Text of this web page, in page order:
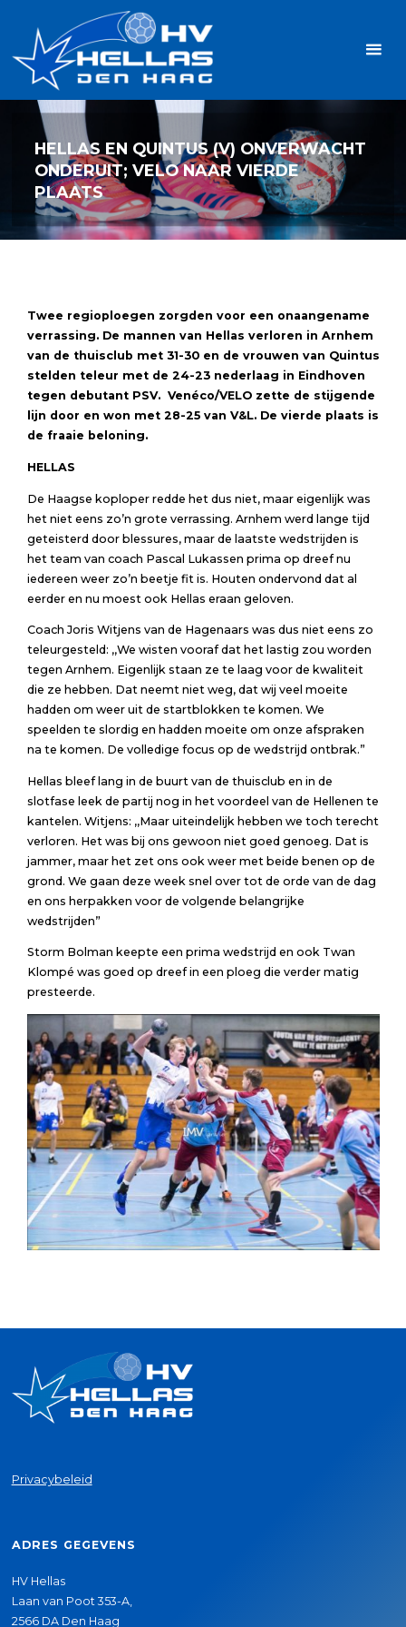
inhoud
HELLAS EN QUINTUS (V) ONVERWACHT
ONDERUIT; VELO NAAR VIERDE
PLAATS
Twee regioploegen zorgden voor een onaangename
verrassing. De mannen van Hellas verloren in Arnhem
van de thuisclub met 31-30 en de vrouwen van Quintus
stelden teleur met de 24-23 nederlaag in Eindhoven
tegen debutant PSV. Venéco/VELO zette de stijgende
lijn door en won met 28-25 van V&L. De vierde plaats is
de fraaie beloning.
HELLAS
De Haagse koploper redde het dus niet, maar eigenlijk was
het niet eens zo’n grote verrassing. Arnhem werd lange tijd
geteisterd door blessures, maar de laatste wedstrijden is
het team van coach Pascal Lukassen prima op dreef nu
iedereen weer zo’n beetje fit is. Houten ondervond dat al
eerder en nu moest ook Hellas eraan geloven.
Coach Joris Witjens van de Hagenaars was dus niet eens zo
teleurgesteld: ,,We wisten vooraf dat het lastig zou worden
tegen Arnhem. Eigenlijk staan ze te laag voor de kwaliteit
die ze hebben. Dat neemt niet weg, dat wij veel moeite
hadden om weer uit de startblokken te komen. We
speelden te slordig en hadden moeite om onze afspraken
na te komen. De volledige focus op de wedstrijd ontbrak.”
Hellas bleef lang in de buurt van de thuisclub en in de
slotfase leek de partij nog in het voordeel van de Hellenen te
kantelen. Witjens: ,,Maar uiteindelijk hebben we toch terecht
verloren. Het was bij ons gewoon niet goed genoeg. Dat is
jammer, maar het zet ons ook weer met beide benen op de
grond. We gaan deze week snel over tot de orde van de dag
en ons herpakken voor de volgende belangrijke
wedstrijden”
Storm Bolman keepte een prima wedstrijd en ook Twan
Klompé was goed op dreef in een ploeg die verder matig
presteerde.
Privacybeleid
ADRES GEGEVENS
HV Hellas
Laan van Poot 353-A,
2566 DA Den Haag